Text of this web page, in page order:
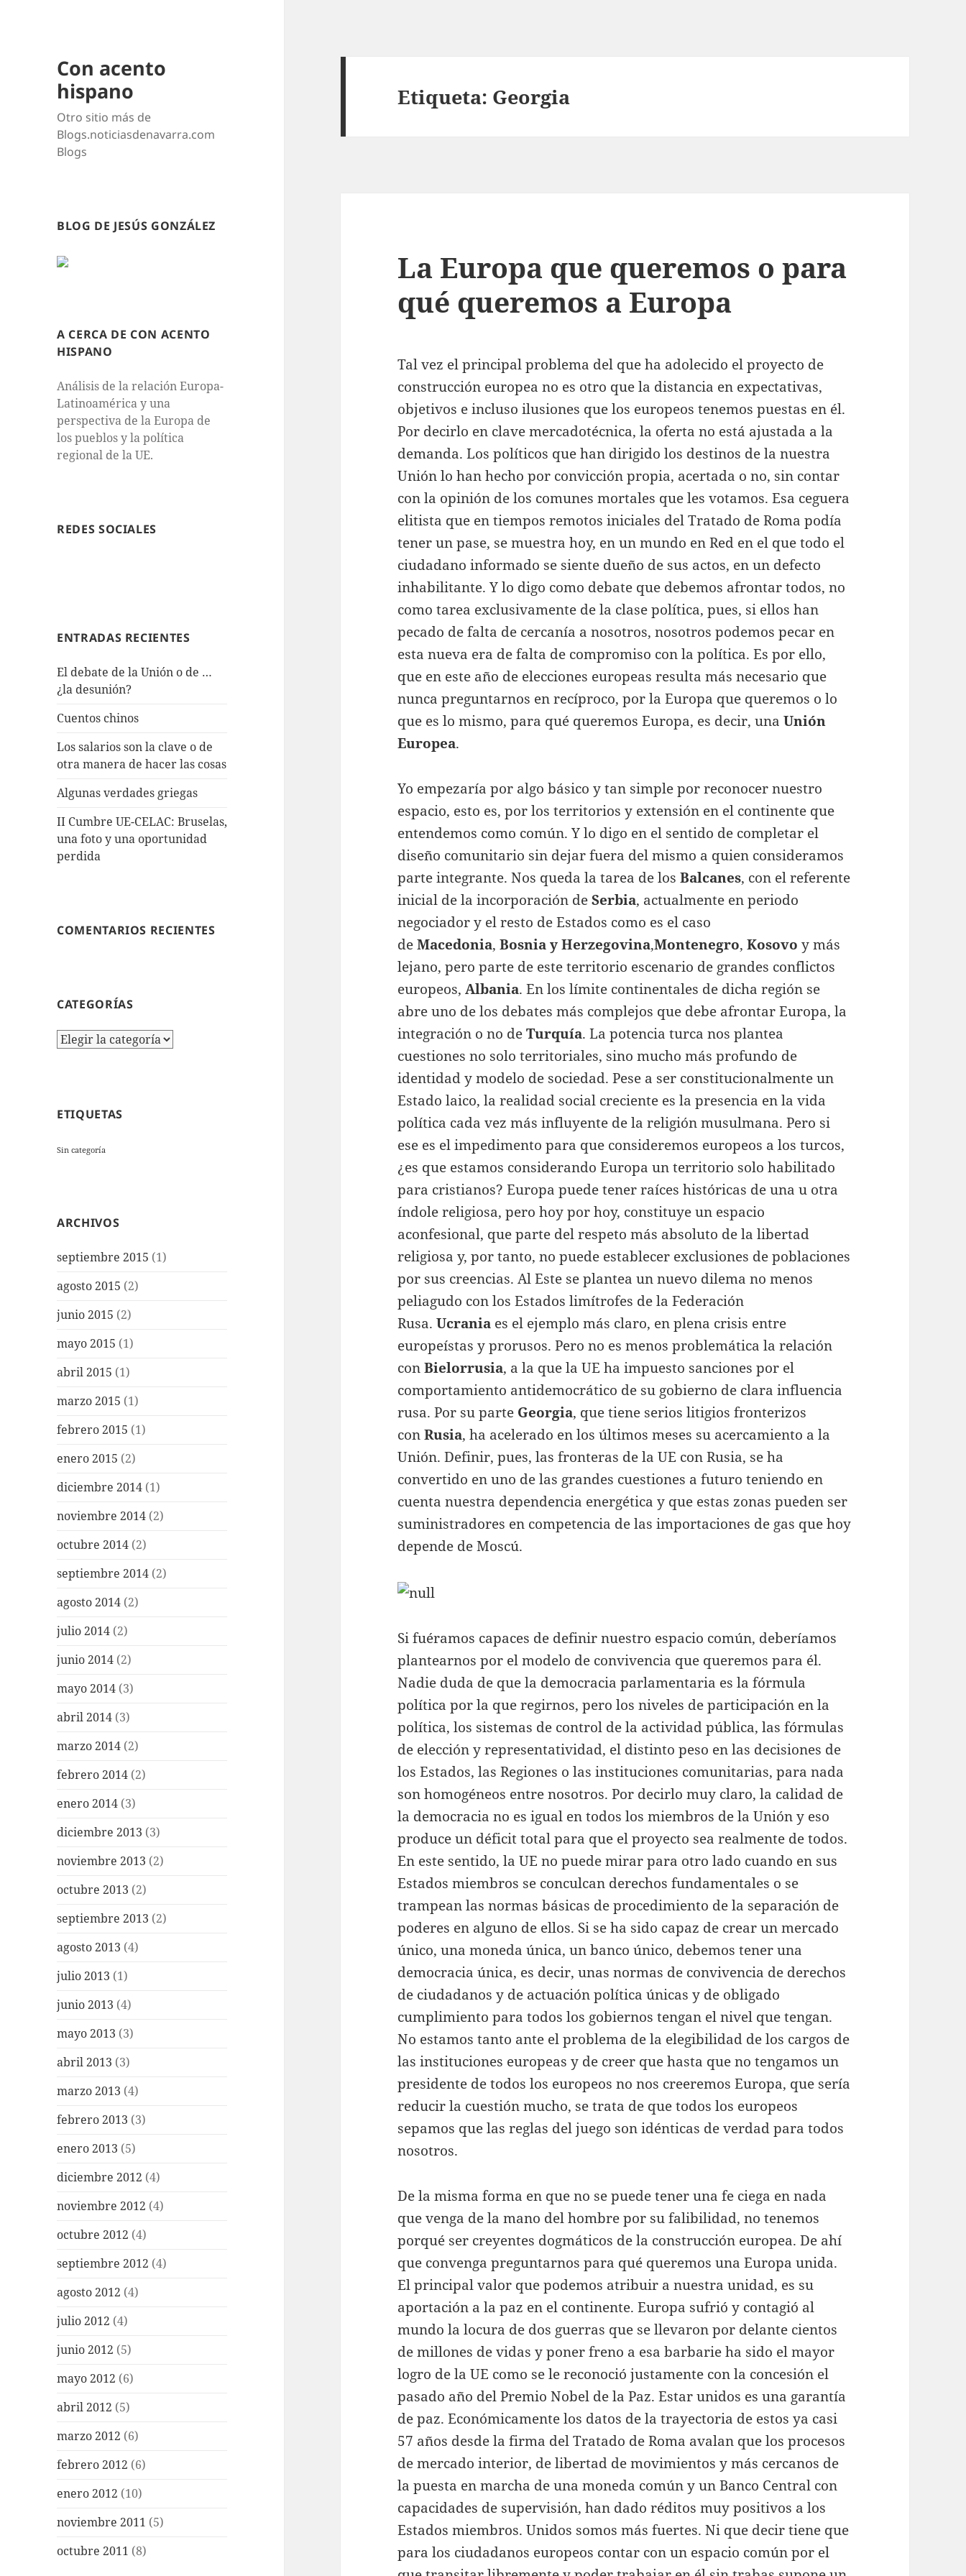
Con acento
hispano
Otro sitio más de
Blogs.noticiasdenavarra.com
Blogs
BLOG DE JESÚS GONZÁLEZ
A CERCA DE CON ACENTO
HISPANO
Análisis de la relación Europa-
Latinoamérica y una
perspectiva de la Europa de
los pueblos y la política
regional de la UE.
REDES SOCIALES
ENTRADAS RECIENTES
El debate de la Unión o de …
¿la desunión?
Cuentos chinos
Los salarios son la clave o de
otra manera de hacer las cosas
Algunas verdades griegas
II Cumbre UE-CELAC: Bruselas,
una foto y una oportunidad
perdida
COMENTARIOS RECIENTES
CATEGORÍAS
Categorías
ETIQUETAS
Sin categoría
ARCHIVOS
septiembre 2015 (1)
agosto 2015 (2)
junio 2015 (2)
mayo 2015 (1)
abril 2015 (1)
marzo 2015 (1)
febrero 2015 (1)
enero 2015 (2)
diciembre 2014 (1)
noviembre 2014 (2)
octubre 2014 (2)
septiembre 2014 (2)
agosto 2014 (2)
julio 2014 (2)
junio 2014 (2)
mayo 2014 (3)
abril 2014 (3)
marzo 2014 (2)
febrero 2014 (2)
enero 2014 (3)
diciembre 2013 (3)
noviembre 2013 (2)
octubre 2013 (2)
septiembre 2013 (2)
agosto 2013 (4)
julio 2013 (1)
junio 2013 (4)
mayo 2013 (3)
abril 2013 (3)
marzo 2013 (4)
febrero 2013 (3)
enero 2013 (5)
diciembre 2012 (4)
noviembre 2012 (4)
octubre 2012 (4)
septiembre 2012 (4)
agosto 2012 (4)
julio 2012 (4)
junio 2012 (5)
mayo 2012 (6)
abril 2012 (5)
marzo 2012 (6)
febrero 2012 (6)
enero 2012 (10)
noviembre 2011 (5)
octubre 2011 (8)
Etiqueta: Georgia
La Europa que queremos o para
qué queremos a Europa
Tal vez el principal problema del que ha adolecido el proyecto de
construcción europea no es otro que la distancia en expectativas,
objetivos e incluso ilusiones que los europeos tenemos puestas en él.
Por decirlo en clave mercadotécnica, la oferta no está ajustada a la
demanda. Los políticos que han dirigido los destinos de la nuestra
Unión lo han hecho por convicción propia, acertada o no, sin contar
con la opinión de los comunes mortales que les votamos. Esa ceguera
elitista que en tiempos remotos iniciales del Tratado de Roma podía
tener un pase, se muestra hoy, en un mundo en Red en el que todo el
ciudadano informado se siente dueño de sus actos, en un defecto
inhabilitante. Y lo digo como debate que debemos afrontar todos, no
como tarea exclusivamente de la clase política, pues, si ellos han
pecado de falta de cercanía a nosotros, nosotros podemos pecar en
esta nueva era de falta de compromiso con la política. Es por ello,
que en este año de elecciones europeas resulta más necesario que
nunca preguntarnos en recíproco, por la Europa que queremos o lo
que es lo mismo, para qué queremos Europa, es decir, unaUnión
Europea.
Yo empezaría por algo básico y tan simple por reconocer nuestro
espacio, esto es, por los territorios y extensión en el continente que
entendemos como común. Y lo digo en el sentido de completar el
diseño comunitario sin dejar fuera del mismo a quien consideramos
parte integrante. Nos queda la tarea de losBalcanes, con el referente
inicial de la incorporación deSerbia, actualmente en periodo
negociador y el resto de Estados como es el caso
deMacedonia,Bosnia y Herzegovina,Montenegro,Kosovo y más
lejano, pero parte de este territorio escenario de grandes conflictos
europeos,Albania. En los límite continentales de dicha región se
abre uno de los debates más complejos que debe afrontar Europa, la
integración o no deTurquía. La potencia turca nos plantea
cuestiones no solo territoriales, sino mucho más profundo de
identidad y modelo de sociedad. Pese a ser constitucionalmente un
Estado laico, la realidad social creciente es la presencia en la vida
política cada vez más influyente de la religión musulmana. Pero si
ese es el impedimento para que consideremos europeos a los turcos,
¿es que estamos considerando Europa un territorio solo habilitado
para cristianos? Europa puede tener raíces históricas de una u otra
índole religiosa, pero hoy por hoy, constituye un espacio
aconfesional, que parte del respeto más absoluto de la libertad
religiosa y, por tanto, no puede establecer exclusiones de poblaciones
por sus creencias. Al Este se plantea un nuevo dilema no menos
peliagudo con los Estados limítrofes de la Federación
Rusa.Ucrania es el ejemplo más claro, en plena crisis entre
europeístas y prorusos. Pero no es menos problemática la relación
conBielorrusia, a la que la UE ha impuesto sanciones por el
comportamiento antidemocrático de su gobierno de clara influencia
rusa. Por su parte Georgia, que tiene serios litigios fronterizos
conRusia, ha acelerado en los últimos meses su acercamiento a la
Unión. Definir, pues, las fronteras de la UE con Rusia, se ha
convertido en uno de las grandes cuestiones a futuro teniendo en
cuenta nuestra dependencia energética y que estas zonas pueden ser
suministradores en competencia de las importaciones de gas que hoy
depende de Moscú.
Si fuéramos capaces de definir nuestro espacio común, deberíamos
plantearnos por el modelo de convivencia que queremos para él.
Nadie duda de que la democracia parlamentaria es la fórmula
política por la que regirnos, pero los niveles de participación en la
política, los sistemas de control de la actividad pública, las fórmulas
de elección y representatividad, el distinto peso en las decisiones de
los Estados, las Regiones o las instituciones comunitarias, para nada
son homogéneos entre nosotros. Por decirlo muy claro, la calidad de
la democracia no es igual en todos los miembros de la Unión y eso
produce un déficit total para que el proyecto sea realmente de todos.
En este sentido, la UE no puede mirar para otro lado cuando en sus
Estados miembros se conculcan derechos fundamentales o se
trampean las normas básicas de procedimiento de la separación de
poderes en alguno de ellos. Si se ha sido capaz de crear un mercado
único, una moneda única, un banco único, debemos tener una
democracia única, es decir, unas normas de convivencia de derechos
de ciudadanos y de actuación política únicas y de obligado
cumplimiento para todos los gobiernos tengan el nivel que tengan.
No estamos tanto ante el problema de la elegibilidad de los cargos de
las instituciones europeas y de creer que hasta que no tengamos un
presidente de todos los europeos no nos creeremos Europa, que sería
reducir la cuestión mucho, se trata de que todos los europeos
sepamos que las reglas del juego son idénticas de verdad para todos
nosotros.
De la misma forma en que no se puede tener una fe ciega en nada
que venga de la mano del hombre por su falibilidad, no tenemos
porqué ser creyentes dogmáticos de la construcción europea. De ahí
que convenga preguntarnos para qué queremos una Europa unida.
El principal valor que podemos atribuir a nuestra unidad, es su
aportación a la paz en el continente. Europa sufrió y contagió al
mundo la locura de dos guerras que se llevaron por delante cientos
de millones de vidas y poner freno a esa barbarie ha sido el mayor
logro de la UE como se le reconoció justamente con la concesión el
pasado año del Premio Nobel de la Paz. Estar unidos es una garantía
de paz. Económicamente los datos de la trayectoria de estos ya casi
57 años desde la firma del Tratado de Roma avalan que los procesos
de mercado interior, de libertad de movimientos y más cercanos de
la puesta en marcha de una moneda común y un Banco Central con
capacidades de supervisión, han dado réditos muy positivos a los
Estados miembros. Unidos somos más fuertes. Ni que decir tiene que
para los ciudadanos europeos contar con un espacio común por el